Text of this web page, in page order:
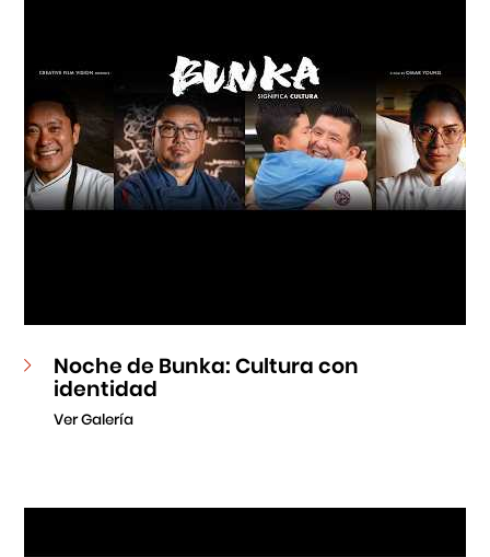
Noche de Bunka: Cultura con
identidad
Ver Galería